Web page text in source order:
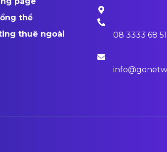
thể
thuê ngoài
08 3333 68